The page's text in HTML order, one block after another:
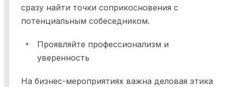
сразу найти точки соприкосновения с
потенциальным собеседником.
Проявляйте профессионализм и
уверенность
На бизнес-мероприятиях важна деловая этика